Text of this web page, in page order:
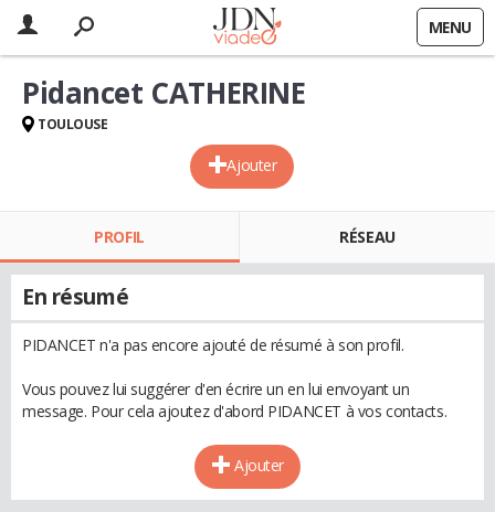
MENU
Ajouter
Pidancet CATHERINE
TOULOUSE
PROFIL RÉSEAU
En résumé
PIDANCET n'a pas encore ajouté de résumé à son profil.
Vous pouvez lui suggérer d'en écrire un en lui envoyant un
message. Pour cela ajoutez d'abord PIDANCET à vos contacts.
Ajouter